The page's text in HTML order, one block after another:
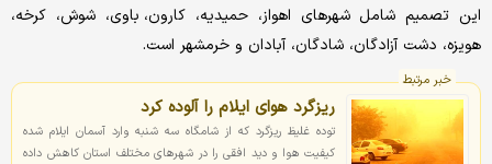
این تصمیم شامل شهرهای اهواز، حمیدیه، کارون، باوی، شوش، کرخه،
هویزه، دشت آزادگان، شادگان، آبادان و خرمشهر است.
خبر مرتبط
ریزگرد هوای ایلام را آلوده کرد
توده غلیظ ریزگرد که از شامگاه سه شنبه وارد آسمان ایلام شده
کیفیت هوا و دید افقی را در شهرهای مختلف استان کاهش داده